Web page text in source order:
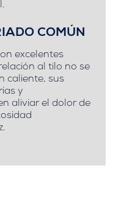
COMÚN
excelentes
al tilo no se
caliente, sus
y
aliviar el dolor de